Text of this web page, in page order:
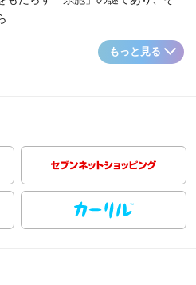
もっと見る